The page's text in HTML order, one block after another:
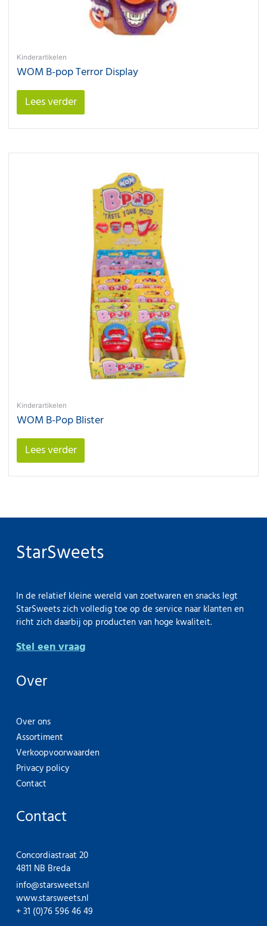
Kinderartikelen
WOM B-pop Terror Display
Lees verder
Kinderartikelen
WOM B-Pop Blister
Lees verder
StarSweets
In de relatief kleine wereld van zoetwaren en snacks legt
StarSweets zich volledig toe op de service naar klanten en
richt zich daarbij op producten van hoge kwaliteit.
Stel een vraag
Over
Over ons
Assortiment
Verkoopvoorwaarden
Privacy policy
Contact
Contact
Concordiastraat 20
4811 NB Breda
info@starsweets.nl
www.starsweets.nl
+ 31 (0)76 596 46 49